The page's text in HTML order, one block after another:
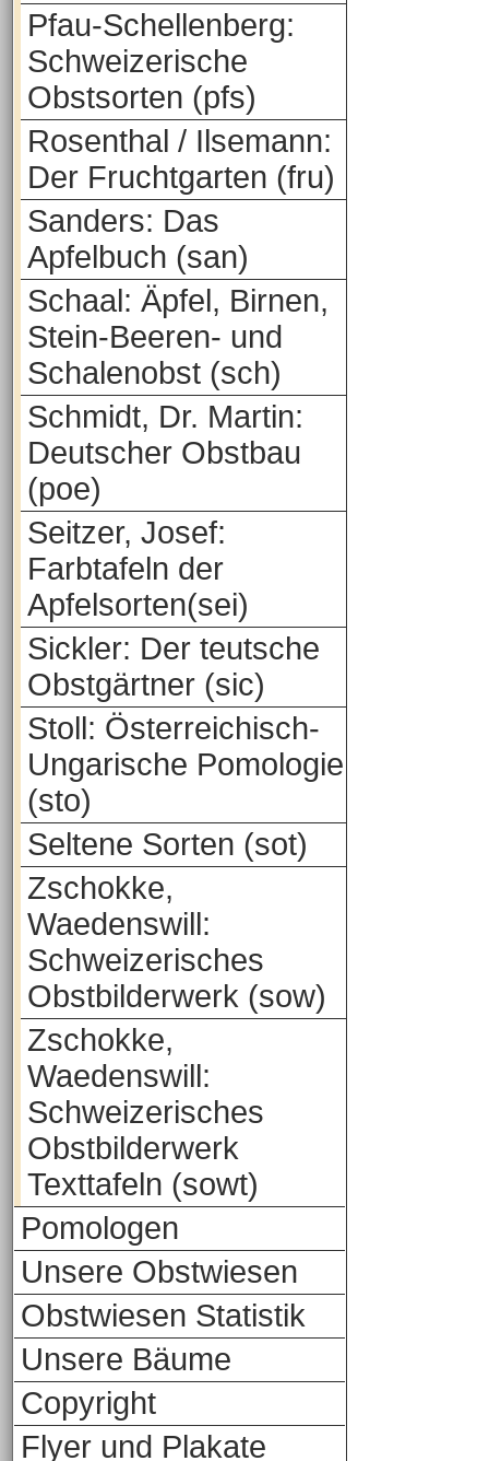
Pfau-Schellenberg:
Schweizerische
Obstsorten (pfs)
Rosenthal / Ilsemann:
Der Fruchtgarten (fru)
Sanders: Das
Apfelbuch (san)
Schaal: Äpfel, Birnen,
Stein-Beeren- und
Schalenobst (sch)
Schmidt, Dr. Martin:
Deutscher Obstbau
(poe)
Seitzer, Josef:
Farbtafeln der
Apfelsorten(sei)
Sickler: Der teutsche
Obstgärtner (sic)
Stoll: Österreichisch-
Ungarische Pomologie
(sto)
Seltene Sorten (sot)
Zschokke,
Waedenswill:
Schweizerisches
Obstbilderwerk (sow)
Zschokke,
Waedenswill:
Schweizerisches
Obstbilderwerk
Texttafeln (sowt)
Pomologen
Unsere Obstwiesen
Obstwiesen Statistik
Unsere Bäume
Copyright
Flyer und Plakate